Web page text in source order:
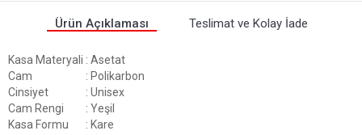
Ürün Açıklaması Teslimat ve Kolay İade
Kasa Materyali : Asetat
Cam
: Polikarbon
Cinsiyet
: Unisex
Cam Rengi
: Yeşil
Kasa Formu
: Kare